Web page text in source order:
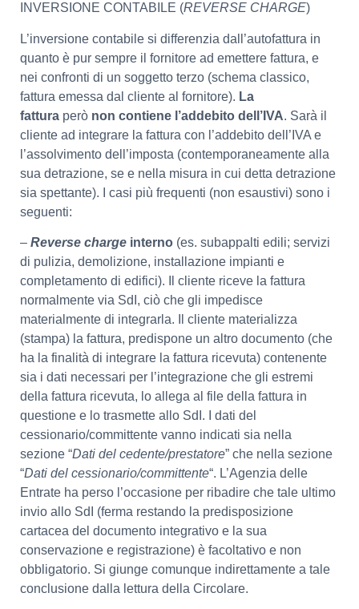
INVERSIONE CONTABILE (REVERSE CHARGE)
L’inversione contabile si differenzia dall’autofattura in
quanto è pur sempre il fornitore ad emettere fattura, e
nei confronti di un soggetto terzo (schema classico,
fattura emessa dal cliente al fornitore). La
fattura però non contiene l’addebito dell’IVA. Sarà il
cliente ad integrare la fattura con l’addebito dell’IVA e
l’assolvimento dell’imposta (contemporaneamente alla
sua detrazione, se e nella misura in cui detta detrazione
sia spettante). I casi più frequenti (non esaustivi) sono i
seguenti:
– Reverse charge interno (es. subappalti edili; servizi
di pulizia, demolizione, installazione impianti e
completamento di edifici). Il cliente riceve la fattura
normalmente via SdI, ciò che gli impedisce
materialmente di integrarla. Il cliente materializza
(stampa) la fattura, predispone un altro documento (che
ha la finalità di integrare la fattura ricevuta) contenente
sia i dati necessari per l’integrazione che gli estremi
della fattura ricevuta, lo allega al file della fattura in
questione e lo trasmette allo SdI. I dati del
cessionario/committente vanno indicati sia nella
sezione “Dati del cedente/prestatore” che nella sezione
“Dati del cessionario/committente“. L’Agenzia delle
Entrate ha perso l’occasione per ribadire che tale ultimo
invio allo SdI (ferma restando la predisposizione
cartacea del documento integrativo e la sua
conservazione e registrazione) è facoltativo e non
obbligatorio. Si giunge comunque indirettamente a tale
conclusione dalla lettura della Circolare.